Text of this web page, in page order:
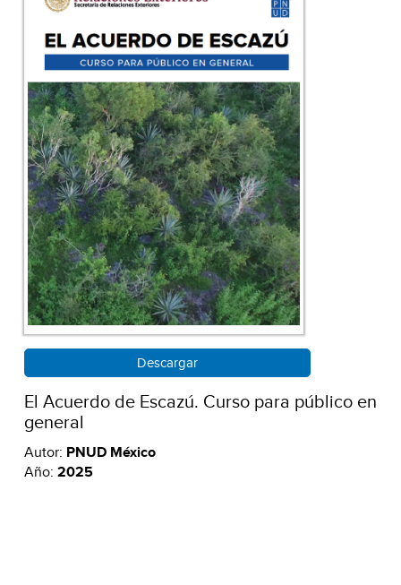
Descargar
El Acuerdo de Escazú. Curso para público en
general
Autor: PNUD México
Año: 2025